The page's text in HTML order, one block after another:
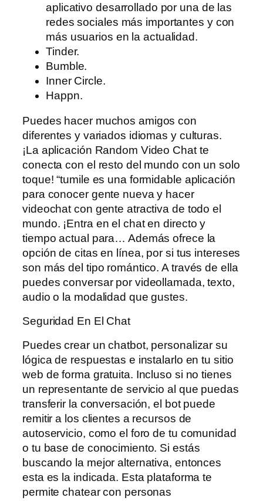
aplicativo desarrollado por una de las
redes sociales más importantes y con
más usuarios en la actualidad.
Tinder.
Bumble.
Inner Circle.
Happn.
Puedes hacer muchos amigos con
diferentes y variados idiomas y culturas.
¡La aplicación Random Video Chat te
conecta con el resto del mundo con un solo
toque! “tumile es una formidable aplicación
para conocer gente nueva y hacer
videochat con gente atractiva de todo el
mundo. ¡Entra en el chat en directo y
tiempo actual para… Además ofrece la
opción de citas en línea, por si tus intereses
son más del tipo romántico. A través de ella
puedes conversar por videollamada, texto,
audio o la modalidad que gustes.
Seguridad En El Chat
Puedes crear un chatbot, personalizar su
lógica de respuestas e instalarlo en tu sitio
web de forma gratuita. Incluso si no tienes
un representante de servicio al que puedas
transferir la conversación, el bot puede
remitir a los clientes a recursos de
autoservicio, como el foro de tu comunidad
o tu base de conocimiento. Si estás
buscando la mejor alternativa, entonces
esta es la indicada. Esta plataforma te
permite chatear con personas